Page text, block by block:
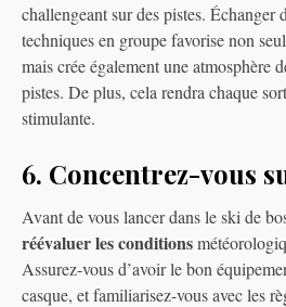
challengeant sur des pistes. Échanger
techniques en groupe favorise non
mais crée également une atmosphère
pistes. De plus, cela rendra chaque
stimulante.
6. Concentrez-vous
Avant de vous lancer dans le ski de
réévaluer les conditions
Assurez-vous d’avoir le bon
casque, et familiarisez-vous avec les